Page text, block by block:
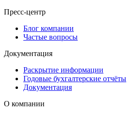
Пресс-центр
Блог компании
Частые вопросы
Документация
Раскрытие информации
Годовые бухгалтерские отчёты
Документация
О компании